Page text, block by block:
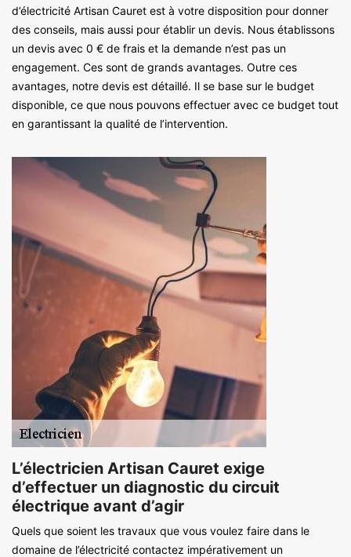
d’électricité Artisan Cauret est à votre disposition pour donner
des conseils, mais aussi pour établir un devis. Nous établissons
un devis avec 0 € de frais et la demande n’est pas un
engagement. Ces sont de grands avantages. Outre ces
avantages, notre devis est détaillé. Il se base sur le budget
disponible, ce que nous pouvons effectuer avec ce budget tout
en garantissant la qualité de l’intervention.
L’électricien Artisan Cauret exige
d’effectuer un diagnostic du circuit
électrique avant d’agir
Quels que soient les travaux que vous voulez faire dans le
domaine de l’électricité contactez impérativement un